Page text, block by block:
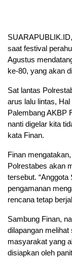
saat festival
Agustus
ke-80, yang akan
Sat lantas
arus lalu lintas,
Palembang AKBP
nanti digelar kita
kata Finan.
Finan
Polrestabes akan
tersebut.
pengamanan
rencana tetap
Sambung Finan,
dilapangan melihat
masyarakat yang
disiapkan oleh